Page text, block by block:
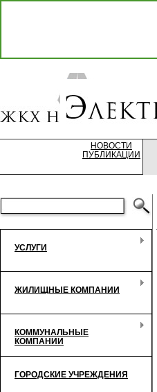
НОВОСТИ
ПУБЛИКАЦИИ
УСЛУГИ
ЖИЛИЩНЫЕ КОМПАНИИ
КОММУНАЛЬНЫЕ
КОМПАНИИ
ГОРОДСКИЕ УЧРЕЖДЕНИЯ